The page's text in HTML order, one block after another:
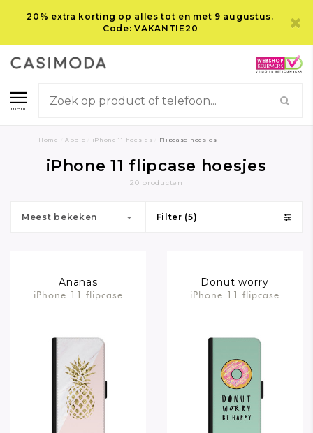
20% extra korting op alles tot en met 9 augustus.
Code: VAKANTIE20
menu
Home Apple iPhone 11 hoesjes Flipcase hoesjes
iPhone 11 flipcase hoesjes
20 producten
Meest bekeken Filter (5)
Ananas
iPhone 11 flipcase
Donut worry
iPhone 11 flipcase